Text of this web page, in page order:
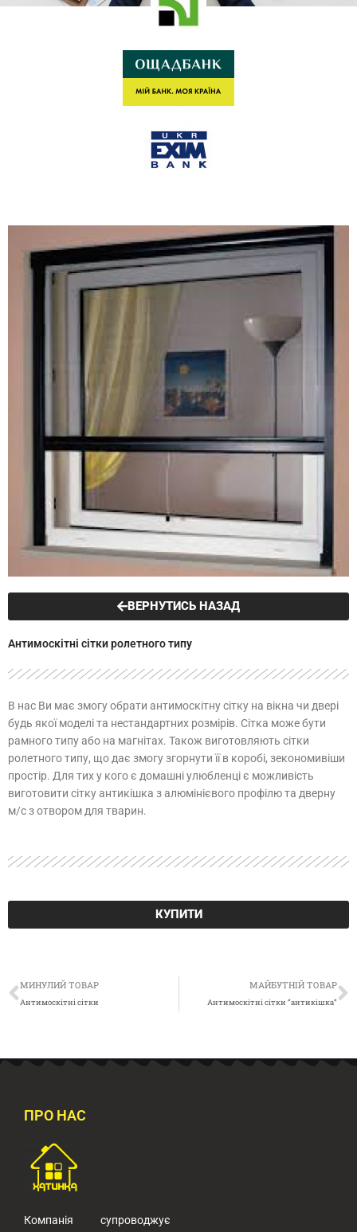
ВЕРНУТИСЬ НАЗАД
Антимоскітні сітки ролетного типу
В нас Ви має змогу обрати антимоскітну сітку на вікна чи двері
будь якої моделі та нестандартних розмірів. Сітка може бути
рамного типу або на магнітах. Також виготовляють сітки
ролетного типу, що дає змогу згорнути її в коробі, зекономивіши
простір. Для тих у кого є домашні улюбленці є можливість
виготовити сітку антикішка з алюмінієвого профілю та дверну
м/с з отвором для тварин.
КУПИТИ
Попер
МИНУЛИЙ ТОВАР
Антимоскітні сітки
МАЙБУТНІЙ ТОВАР
Антимоскітні сітки ”антикішка”
ПРО НАС
Компанія супроводжує